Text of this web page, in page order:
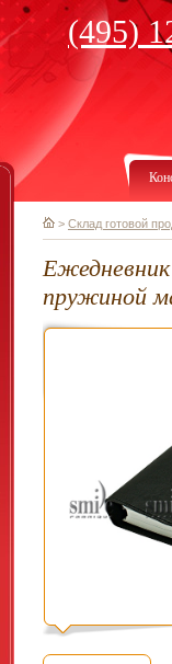
(495)
> Склад готовой
пружиной